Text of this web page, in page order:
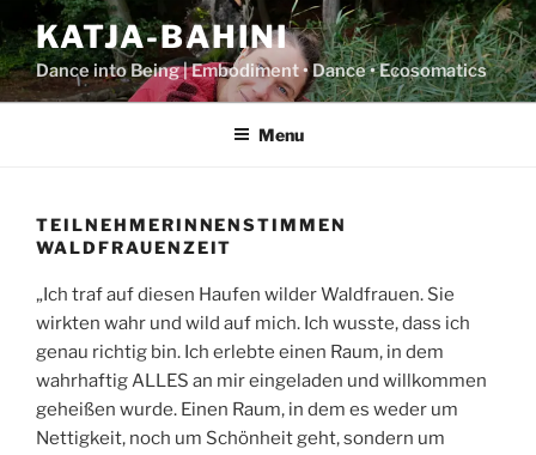
to
content
KATJA-BAHINI
Dance into Being | Embodiment • Dance • Ecosomatics
Menu
TEILNEHMERINNENSTIMMEN
WALDFRAUENZEIT
„Ich traf auf diesen Haufen wilder Waldfrauen. Sie
wirkten wahr und wild auf mich. Ich wusste, dass ich
genau richtig bin. Ich erlebte einen Raum, in dem
wahrhaftig ALLES an mir eingeladen und willkommen
geheißen wurde. Einen Raum, in dem es weder um
Nettigkeit, noch um Schönheit geht, sondern um